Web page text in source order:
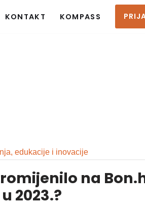
KONTAKT KOMPASS
na
2023.?